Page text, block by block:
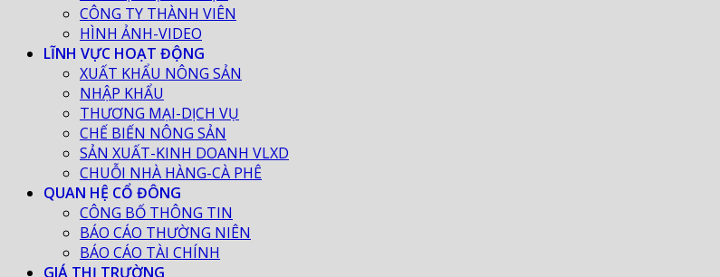
CÔNG TY THÀNH VIÊN
HÌNH ẢNH-VIDEO
LĨNH VỰC HOẠT ĐỘNG
XUẤT KHẨU NÔNG SẢN
NHẬP KHẨU
THƯƠNG MẠI-DỊCH VỤ
CHẾ BIẾN NÔNG SẢN
SẢN XUẤT-KINH DOANH VLXD
CHUỖI NHÀ HÀNG-CÀ PHÊ
QUAN HỆ CỔ ĐÔNG
CÔNG BỐ THÔNG TIN
BÁO CÁO THƯỜNG NIÊN
BÁO CÁO TÀI CHÍNH
GIÁ THỊ TRƯỜNG